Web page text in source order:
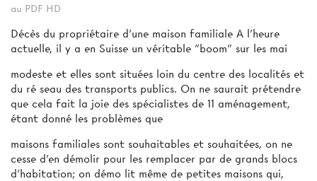
au PDF HD
Décès du propriétaire d'une maison familiale A l'heure
actuelle, il y a en Suisse un véritable "boom" sur les mai­
modeste et elles sont situées loin du centre des localités et
du ré­ seau des transports publics. On ne saurait prétendre
que cela fait la joie des spécialistes de 11 aménagement,
étant donné les problèmes que
maisons familiales sont souhaitables et souhaitées, on ne
cesse d'en démolir pour les remplacer par de grands blocs
d'habitation; on démo­ lit même de petites maisons qui,